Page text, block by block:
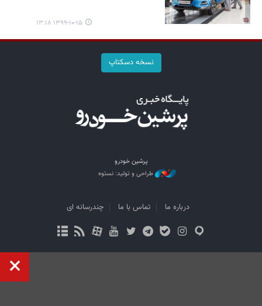
۱۳۹۹-۱۰-۱۵ ۱۳:۱۸
نسخه دسکتاپ
پرشین خودرو
طراحی و تولید: نستوه
درباره ما تماس با ما چندرسانه ای